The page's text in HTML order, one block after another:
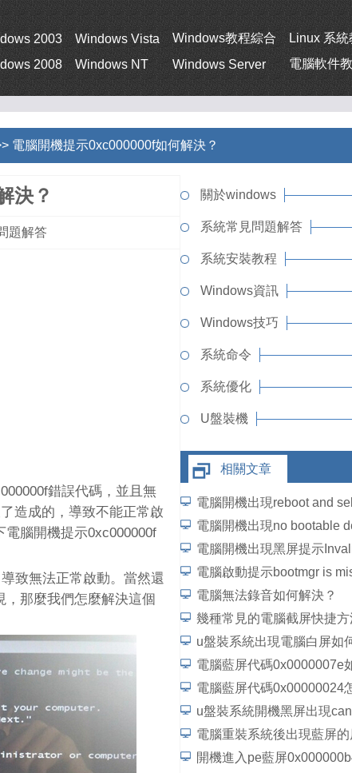
2003 Windows Vista Windows教程綜合
Linux 系統
2008 Windows NT Windows Server 電腦軟件
電腦開機提示0xc000000f如何解決？
決？
題解答
錯誤代碼，並且無
造成的，導致不能正常啟
腦開機提示0xc000000f
致無法正常啟動。當然還
那麼我們怎麼解決這個
關於windows
系統常見問題解答
系統安裝教程
Windows資訊
Windows技巧
系統命令
系統優化
U盤裝機
相關文章
電腦無法錄音如何解決？
幾種常見的電腦截屏快捷方